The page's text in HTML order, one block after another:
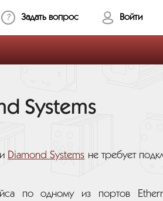
Задать вопрос Войти
Systems
Diamond Systems не требует
по одному из портов